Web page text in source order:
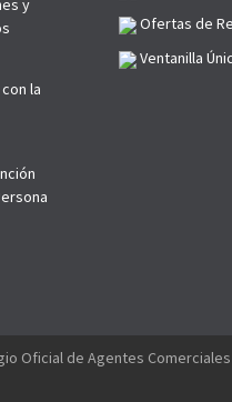
y
la
Ofertas de
Ventanilla
Oficial de Agentes